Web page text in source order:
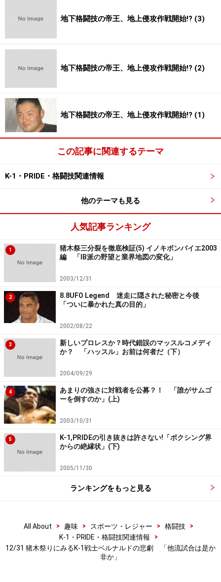
に必要な物は、ハートの強靱さなのかもしれない。
それと比べるとベルナルドはハートの強い選手ではな
心理だし、私生活での人間関係もしばしばリングに影響
を与える。離婚や、トレーナーのスティーブとの別離な
ど、トラブルがあるたびに彼は別人の様に弱くなる。
元々相手のプレッシャーに下がる癖はあったが、この総
合系連戦で抜き難い恐怖症に拡大されてしまったとした
で
だろう？
前回遮二無二突進してくるグッドリッジの突進に押しま
くられた反省か、今回は、下がってのカウンターでKO勝
利を得ている。結果だけ見れば、十分課題を整理した末
の勝利だが、安易に下がる癖を身に付けた代価は、きっ
とこれからの彼の戦いに悪影響を残す予感がある。本当
に技術のあるK-1ファイターと対戦すればわかることだ
が、カウンター狙いで下がる相手に、その隙をあたえず
に畳み込むことの出来る選手が揃っている。はたして、
不器用なベルナルドが、再度そこでスタイルチェンジを
ッチだった。
地下格闘技の帝王、地上侵攻作戦開始!? (3)
地下格闘技の帝王、地上侵攻作戦開始!? (2)
地下格闘技の帝王、地上侵攻作戦開始!? (1)
この記事に関連するテーマ
K-1・PRIDE・格闘技関連情報
他のテーマも見る
人気記事ランキング
1
猪木祭三分裂を徹底検証(5) イノキボンバイエ2003
編 「IB派の野望と業界地図の変化」
2003/12/31
2
8.8UFO Legend 迷走に隠された秘密と今後
「ついに暴かれた真の目的」
2002/08/22
3
新しいプロレスか？時代錯誤のマッスルコメディ
か？ 「ハッスル」お前は何者だ（下）
2004/09/29
4
あまりの強さに対戦者を公募？！ 「誰がサムゴ
ーを倒すのか」(上)
2003/10/31
5
K-1,PRIDEの引き抜きは許さない!「ボクシング界
からの絶縁状」(下)
2005/11/30
ランキングをもっと見る
All About > 趣味 > スポーツ・レジャー > 格闘技
>
K-1・PRIDE・格闘技関連情報
>
12/31 猪木祭りにみるK-1戦士ベルナルドの悲劇 「他流試合は是か
非か」